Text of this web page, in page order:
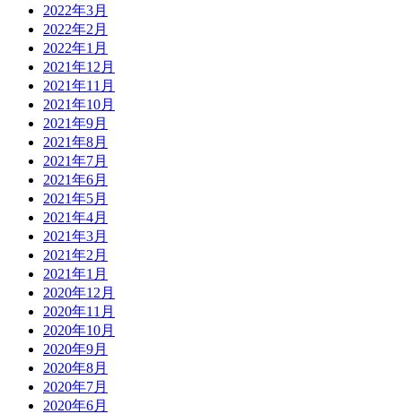
2022年3月
2022年2月
2022年1月
2021年12月
2021年11月
2021年10月
2021年9月
2021年8月
2021年7月
2021年6月
2021年5月
2021年4月
2021年3月
2021年2月
2021年1月
2020年12月
2020年11月
2020年10月
2020年9月
2020年8月
2020年7月
2020年6月